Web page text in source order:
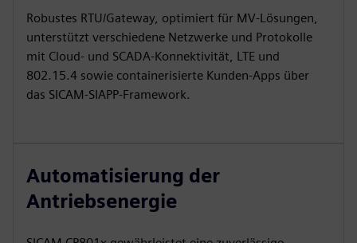
Robustes RTU/Gateway, optimiert für MV-Lösungen,
unterstützt verschiedene Netzwerke und Protokolle
mit Cloud- und SCADA-Konnektivität, LTE und
802.15.4 sowie containerisierte Kunden-Apps über
das SICAM-SIAPP-Framework.
Automatisierung der
Antriebsenergie